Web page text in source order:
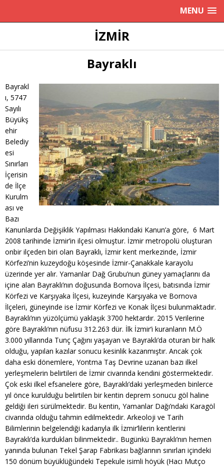
MENU
İZMIR
Bayraklı
Bayrakl
ı, 5747
Sayılı
Büyükş
ehir
Belediy
esi
Sınırları
İçerisin
de İlçe
Kurulm
ası ve
Bazı
Kanunlarda Değişiklik Yapılması Hakkındaki Kanun’a göre, 6 Mart
2008 tarihinde İzmir’in ilçesi olmuştur. İzmir metropolü oluşturan
onbir ilçeden biri olan Bayraklı, İzmir kent merkezinde, İzmir
Körfezi’nin kuzeydoğu köşesinde İzmir-Çanakkale karayolu
üzerinde yer alır. Yamanlar Dağ Grubu’nun güney yamaçlarını da
içine alan Bayraklı’nın doğusunda Bornova İlçesi, batısında İzmir
Körfezi ve Karşıyaka İlçesi, kuzeyinde Karşıyaka ve Bornova
İlçeleri, güneyinde ise İzmir Körfezi ve Konak İlçesi bulunmaktadır.
Bayraklı’nın yüzölçümü yaklaşık 3700 hektardır. 2015 Verilerine
göre Bayraklı’nın nüfusu 312.263 dür. İlk İzmir’i kuranların M.Ö
3.000 yıllarında Tunç Çağını yaşayan ve Bayraklı’da oturan bir halk
olduğu, yapılan kazılar sonucu kesinlik kazanmıştır. Ancak çok
daha eski dönemlere, Yontma Taş Devrine uzanan bazı ilkel
yerleşmelerin belirtileri de İzmir civarında kendini göstermektedir.
Çok eski ilkel efsanelere göre, Bayraklı’daki yerleşmeden binlerce
yıl önce kurulduğu belirtilen bir kentin deprem sonucu göl haline
geldiği ileri sürülmektedir. Bu kentin, Yamanlar Dağı’ndaki Karagöl
civarında olduğu tahmin edilmektedir. Arkeoloji ve Tarih
Bilimlerinin belgelendiği kadarıyla ilk İzmir’lilerin kentlerini
Bayraklı’da kurdukları bilinmektedir.. Bugünkü Bayraklı’nın hemen
yanında bulunan Tekel Şarap Fabrikası bağlarının sınırları içindeki
150 dönüm büyüklüğündeki Tepekule isimli höyük (Hacı Mutço